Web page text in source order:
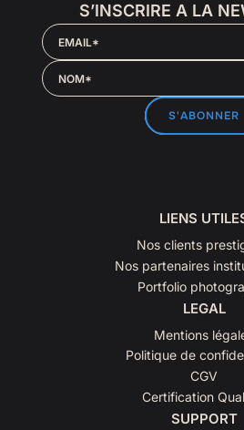
S’INSCRIRE A LA
EMAIL*
NOM*
LIENS
Nos clients
Nos partenaires
Portfolio
LEGAL
Mentions
Politique de
CGV
Certification
SUPPORT